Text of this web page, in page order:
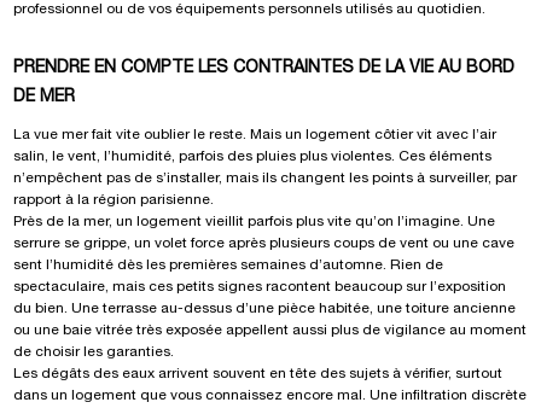
professionnel ou de vos équipements personnels utilisés au quotidien.
PRENDRE EN COMPTE LES CONTRAINTES DE LA VIE AU BORD
DE MER
La vue mer fait vite oublier le reste. Mais un logement côtier vit avec l’air
salin, le vent, l’humidité, parfois des pluies plus violentes. Ces éléments
n’empêchent pas de s’installer, mais ils changent les points à surveiller, par
rapport à la région parisienne.
Près de la mer, un logement vieillit parfois plus vite qu’on l’imagine. Une
serrure se grippe, un volet force après plusieurs coups de vent ou une cave
sent l’humidité dès les premières semaines d’automne. Rien de
spectaculaire, mais ces petits signes racontent beaucoup sur l’exposition
du bien. Une terrasse au-dessus d’une pièce habitée, une toiture ancienne
ou une baie vitrée très exposée appellent aussi plus de vigilance au moment
de choisir les garanties.
Les dégâts des eaux arrivent souvent en tête des sujets à vérifier, surtout
dans un logement que vous connaissez encore mal. Une infiltration discrète